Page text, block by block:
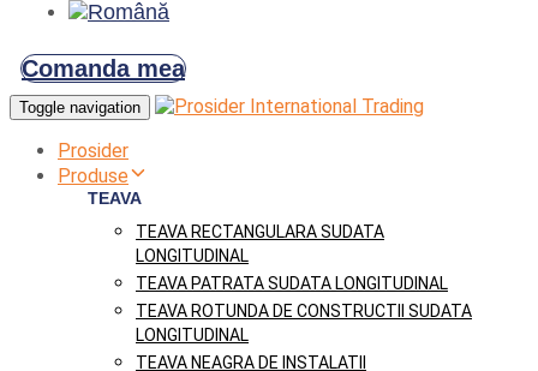
Comanda mea
Toggle navigation
Prosider
Produse
TEAVA
TEAVA RECTANGULARA SUDATA
LONGITUDINAL
TEAVA PATRATA SUDATA LONGITUDINAL
TEAVA ROTUNDA DE CONSTRUCTII SUDATA
LONGITUDINAL
TEAVA NEAGRA DE INSTALATII